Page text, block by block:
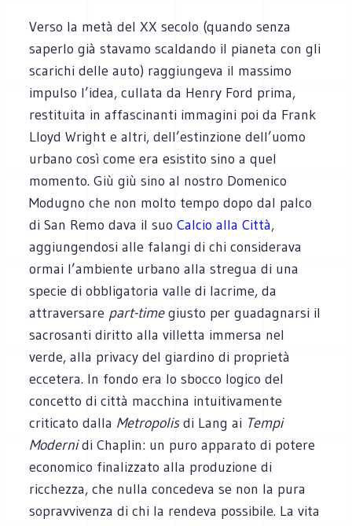
Verso la metà del XX secolo (quando senza
saperlo già stavamo scaldando il pianeta con gli
scarichi delle auto) raggiungeva il massimo
impulso l’idea, cullata da Henry Ford prima,
restituita in affascinanti immagini poi da Frank
Lloyd Wright e altri, dell’estinzione dell’uomo
urbano così come era esistito sino a quel
momento. Giù giù sino al nostro Domenico
Modugno che non molto tempo dopo dal palco
di San Remo dava il suoCalcio alla Città,
aggiungendosi alle falangi di chi considerava
ormai l’ambiente urbano alla stregua di una
specie di obbligatoria valle di lacrime, da
attraversare part-timegiusto per guadagnarsi il
sacrosanti diritto alla villetta immersa nel
verde, alla privacy del giardino di proprietà
eccetera. In fondo era lo sbocco logico del
concetto di città macchina intuitivamente
criticato dalla Metropolisdi Lang ai Tempi
Modernidi Chaplin: un puro apparato di potere
economico finalizzato alla produzione di
ricchezza, che nulla concedeva se non la pura
sopravvivenza di chi la rendeva possibile. La vita